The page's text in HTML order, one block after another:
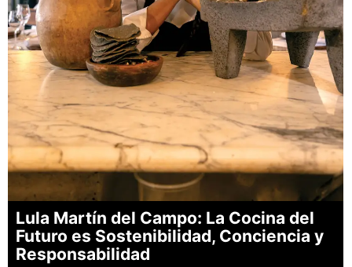
Lula Martín del Campo: La Cocina del
Futuro es Sostenibilidad, Conciencia y
Responsabilidad